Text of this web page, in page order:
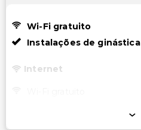
Wi-Fi gratuito
Instalações de ginástica
Internet